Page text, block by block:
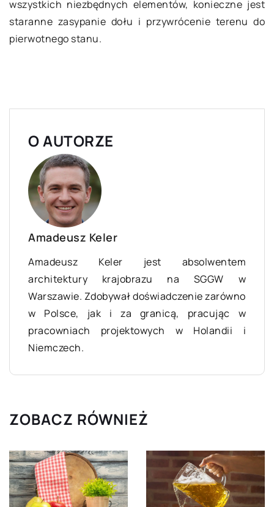
wszystkich niezbędnych elementów, konieczne jest
staranne zasypanie dołu i przywrócenie terenu do
pierwotnego stanu.
O AUTORZE
Amadeusz Keler
Amadeusz Keler jest absolwentem
architektury krajobrazu na SGGW w
Warszawie. Zdobywał doświadczenie zarówno
w Polsce, jak i za granicą, pracując w
pracowniach projektowych w Holandii i
Niemczech.
ZOBACZ RÓWNIEŻ